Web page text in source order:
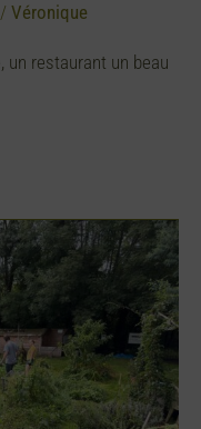
/ Véronique
un restaurant un beau